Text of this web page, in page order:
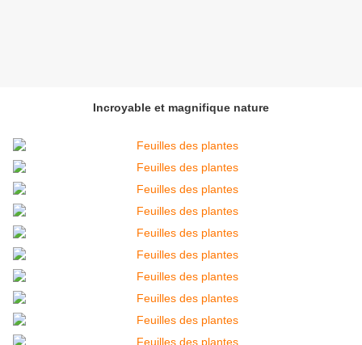
Incroyable et magnifique nature